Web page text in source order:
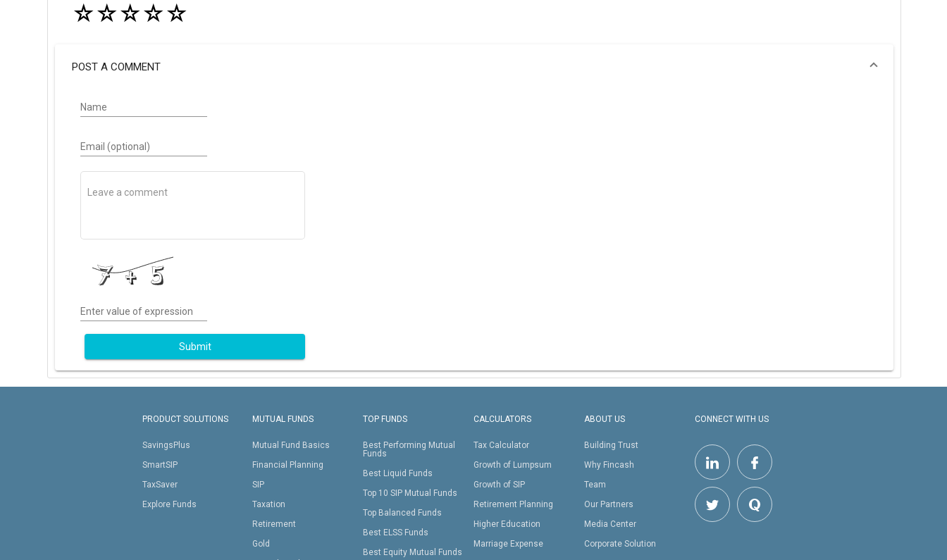
☆☆☆☆☆
POST A COMMENT
Name
Email (optional)
Enter value of expression
Submit
PRODUCT SOLUTIONS
SavingsPlus
SmartSIP
TaxSaver
Explore Funds
MUTUAL FUNDS
Mutual Fund Basics
Financial Planning
SIP
Taxation
Retirement
Gold
TOP FUNDS
Best Performing Mutual
Funds
Best Liquid Funds
Top 10 SIP Mutual Funds
Top Balanced Funds
Best ELSS Funds
Best Equity Mutual Funds
CALCULATORS
Tax Calculator
Growth of Lumpsum
Growth of SIP
Retirement Planning
Higher Education
Marriage Expense
ABOUT US
Building Trust
Why Fincash
Team
Our Partners
Media Center
Corporate Solution
CONNECT WITH US